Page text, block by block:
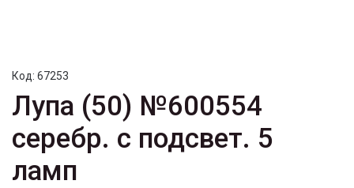
Код: 67253
Лупа (50) №600554
серебр. с подсвет. 5
ламп